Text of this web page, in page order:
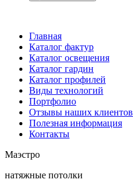
Главная
Каталог фактур
Каталог освещения
Каталог гардин
Каталог профилей
Виды технологий
Портфолио
Отзывы наших клиентов
Полезная информация
Контакты
Маэстро
натяжные потолки